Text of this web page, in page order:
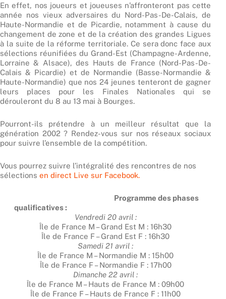
En effet, nos joueurs et joueuses n’affronteront pas cette
année nos vieux adversaires du Nord-Pas-De-Calais, de
Haute-Normandie et de Picardie, notamment à cause du
changement de zone et de la création des grandes Ligues
à la suite de la réforme territoriale. Ce sera donc face aux
sélections réunifiées du Grand-Est (Champagne-Ardenne,
Lorraine & Alsace), des Hauts de France (Nord-Pas-De-
Calais & Picardie) et de Normandie (Basse-Normandie &
Haute-Normandie) que nos 24 jeunes tenteront de gagner
leurs places pour les Finales Nationales qui se
dérouleront du 8 au 13 mai à Bourges.
Pourront-ils prétendre à un meilleur résultat que la
génération 2002 ? Rendez-vous sur nos réseaux sociaux
pour suivre l’ensemble de la compétition.
Vous pourrez suivre l’intégralité des rencontres de nos
sélections en direct Live sur Facebook.
Programme des phases
qualificatives :
Vendredi 20 avril :
Île de France M – Grand Est M : 16h30
Île de France F – Grand Est F : 16h30
Samedi 21 avril :
Île de France M – Normandie M : 15h00
Île de France F – Normandie F : 17h00
Dimanche 22 avril :
Île de France M – Hauts de France M : 09h00
Île de France F – Hauts de France F : 11h00